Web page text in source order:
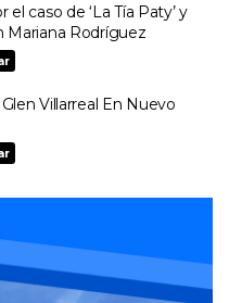
caso de ‘La Tía Paty’ y
Mariana Rodríguez
Villarreal En Nuevo